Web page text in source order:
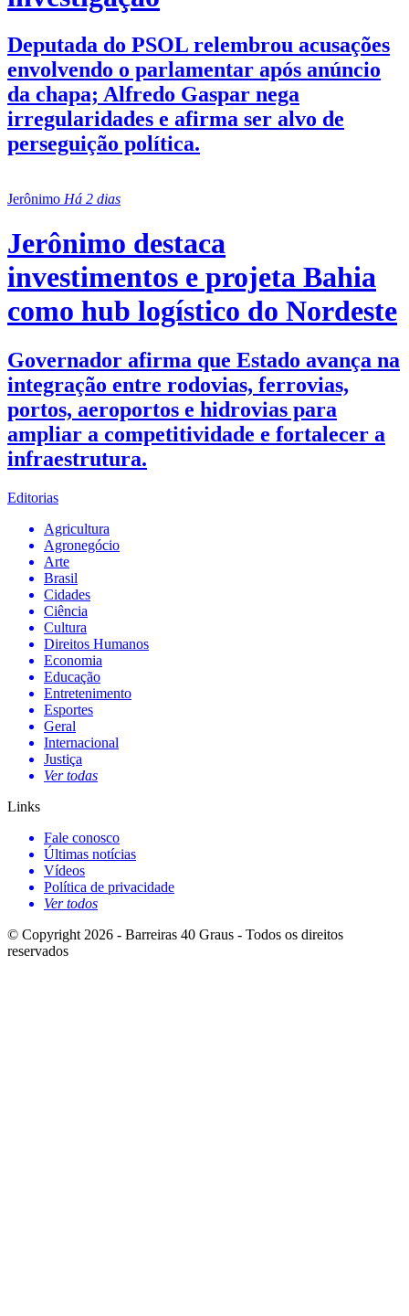
Deputada do PSOL relembrou acusações
envolvendo o parlamentar após anúncio
da chapa; Alfredo Gaspar nega
irregularidades e afirma ser alvo de
perseguição política.
Jerônimo Há 2 dias
Jerônimo destaca
investimentos e projeta Bahia
como hub logístico do Nordeste
Governador afirma que Estado avança na
integração entre rodovias, ferrovias,
portos, aeroportos e hidrovias para
ampliar a competitividade e fortalecer a
infraestrutura.
Editorias
Agricultura
Agronegócio
Arte
Brasil
Cidades
Ciência
Cultura
Direitos Humanos
Economia
Educação
Entretenimento
Esportes
Geral
Internacional
Justiça
Ver todas
Links
Fale conosco
Últimas notícias
Vídeos
Política de privacidade
Ver todos
© Copyright 2026 - Barreiras 40 Graus - Todos os direitos
reservados